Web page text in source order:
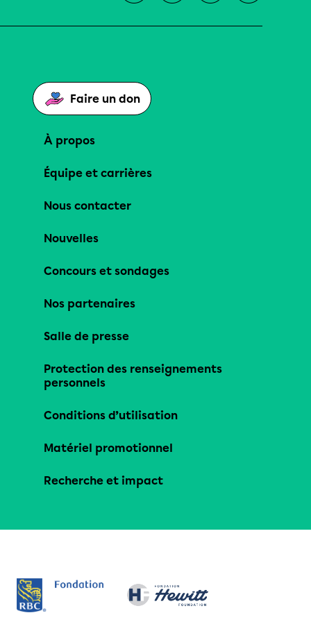
Faire un don
À propos
Équipe et carrières
Nous contacter
Nouvelles
Concours et sondages
Nos partenaires
Salle de presse
Protection des renseignements
personnels
Conditions d’utilisation
Matériel promotionnel
Recherche et impact